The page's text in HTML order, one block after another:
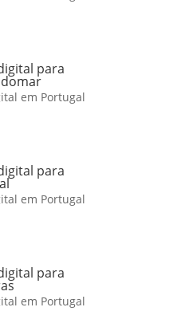
para
em Portugal
para
em Portugal
para
em Portugal